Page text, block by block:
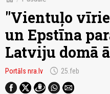
"Vientuļo
un Epstīna
Latviju domā
Portāls nra.lv schedule 25.feb